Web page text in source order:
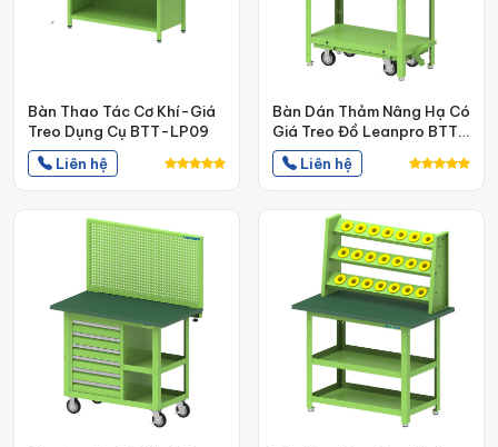
Bàn Thao Tác Cơ Khí-Giá
Treo Dụng Cụ BTT-LP09
Liên hệ
Bàn Dán Thảm Nâng Hạ Có
Giá Treo Đồ Leanpro BTT-
LP24
Liên hệ